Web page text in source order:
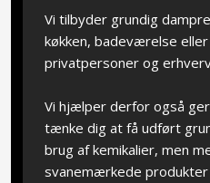
Vi tilbyder grundig
køkken, badeværelse
privatpersoner og
Vi hjælper derfor også
tænke dig at få udført
brug af kemikalier, men
svanemærkede